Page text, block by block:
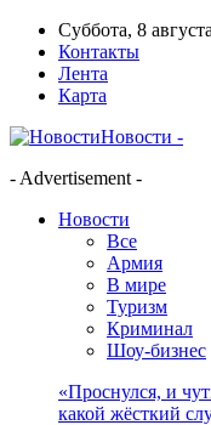
Суббота, 8
Контакты
Лента
Карта
Новости -
- Advertisement -
Новости
Все
Армия
В мире
Туризм
Криминал
Шоу-бизнес
«Проснулся, и
какой жёсткий